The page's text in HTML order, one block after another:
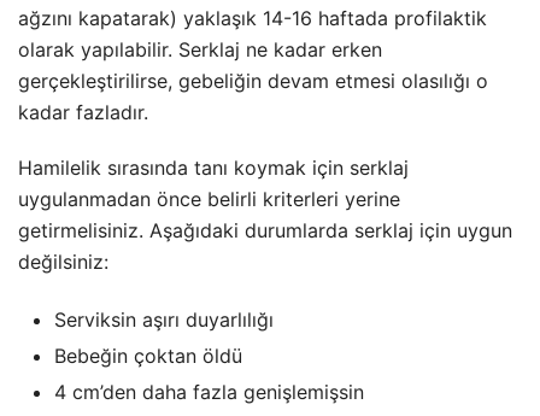
ağzını kapatarak) yaklaşık 14-16 haftada profilaktik
olarak yapılabilir. Serklaj ne kadar erken
gerçekleştirilirse, gebeliğin devam etmesi olasılığı o
kadar fazladır.
Hamilelik sırasında tanı koymak için serklaj
uygulanmadan önce belirli kriterleri yerine
getirmelisiniz. Aşağıdaki durumlarda serklaj için uygun
değilsiniz:
Serviksin aşırı duyarlılığı
Bebeğin çoktan öldü
4 cm’den daha fazla genişlemişsin